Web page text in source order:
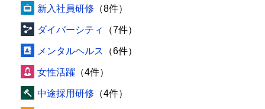
新入社員研修 （8件）
ダイバーシティ （7件）
メンタルヘルス （6件）
女性活躍 （4件）
中途採用研修 （4件）